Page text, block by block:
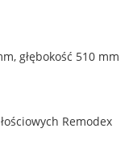
głębokość 510 mm
Remodex